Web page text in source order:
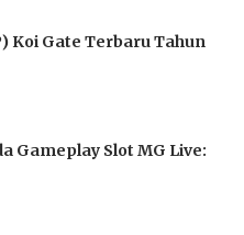
Koi Gate Terbaru Tahun
Gameplay Slot MG Live: